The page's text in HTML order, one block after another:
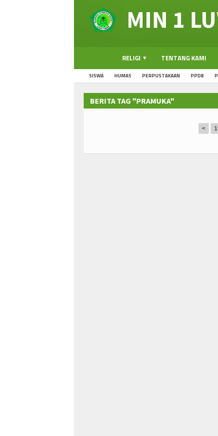
MIN 1
RELIGI TENTANG KAMI
SISWA HUMAS PERPUSTAKAAN PPDB
BERITA TAG "PRAMUKA"
< 1